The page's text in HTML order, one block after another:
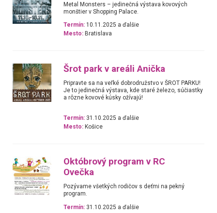
Metal Monsters – jedinečná výstava kovových
monštier v Shopping Palace.
Termín: 10.11.2025 a ďalšie
Mesto: Bratislava
Šrot park v areáli Anička
Pripravte sa na veľké dobrodružstvo v ŠROT PARKU!
Je to jedinečná výstava, kde staré železo, súčiastky
a rôzne kovové kúsky ožívajú!
Termín: 31.10.2025 a ďalšie
Mesto: Košice
Októbrový program v RC
Ovečka
Pozývame všetkých rodičov s deťmi na pekný
program.
Termín: 31.10.2025 a ďalšie